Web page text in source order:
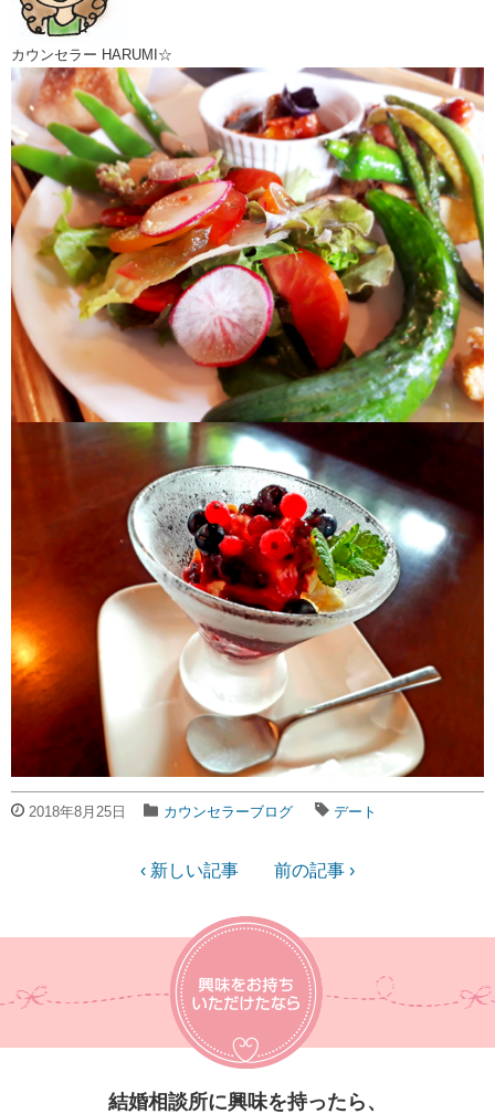
カウンセラー HARUMI☆
2018年8月25日 カウンセラーブログ デート
‹ 新しい記事 前の記事 ›
結婚相談所に興味を持ったら、